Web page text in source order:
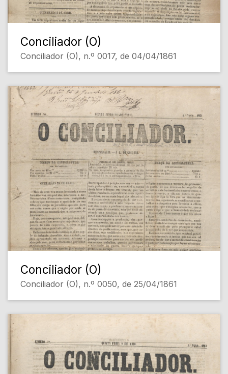
Conciliador (O)
Conciliador (O), n.º 0017, de 04/04/1861
Conciliador (O)
Conciliador (O), n.º 0050, de 25/04/1861